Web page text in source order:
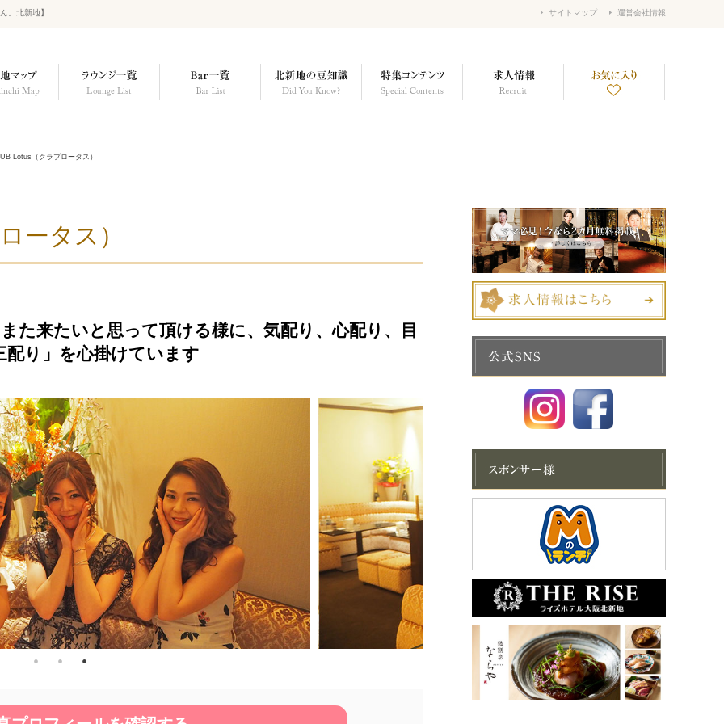
。北新地】 運営会社情報
サイトマップ
Lotus（クラブロータス）
ータス）
た来たいと思って頂ける様に、気配り、心配り、目
配り」を心掛けています